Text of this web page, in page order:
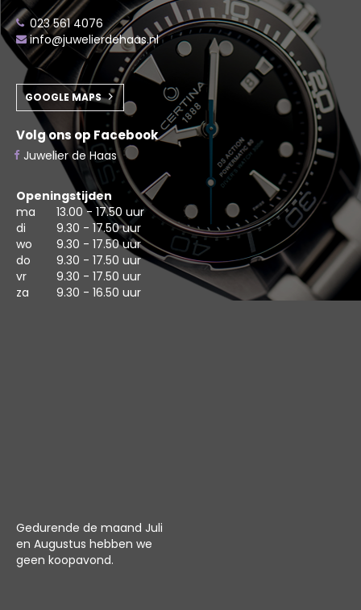
023 561 4076
info@juwelierdehaas.nl
GOOGLE MAPS
Volg ons op Facebook
Juwelier de Haas
Openingstijden
ma
13.00 - 17.50 uur
di
9.30 - 17.50 uur
wo
9.30 - 17.50 uur
do
9.30 - 17.50 uur
vr
9.30 - 17.50 uur
za
9.30 - 16.50 uur
Gedurende de maand Juli
en Augustus hebben we
geen koopavond.